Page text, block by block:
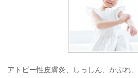
アトピー性皮膚炎、しっしん、かぶれ